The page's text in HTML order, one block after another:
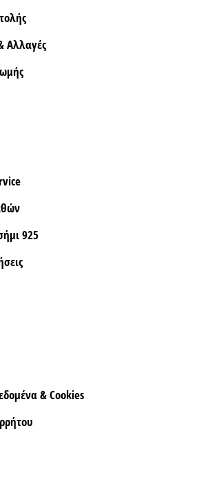
Αλλαγές
925
& Cookies